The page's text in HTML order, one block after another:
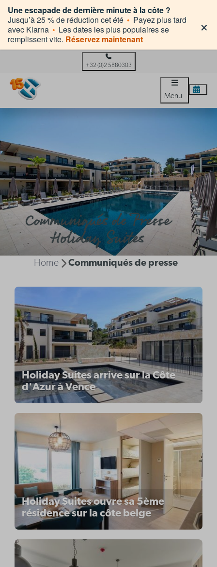
Une escapade de dernière minute à la côte ?
Jusqu’à 25 % de réduction cet été • Payez plus tard
avec Klarna • Les dates les plus populaires se
remplissent vite. Réservez maintenant
×
+32 (0)2 5880303
Menu
Communiqués de Presse
Holiday Suites
Home Communiqués de presse
Holiday Suites arrive sur la Côte
d'Azur à Vence
Holiday Suites ouvre sa 5ème
résidence sur la côte belge